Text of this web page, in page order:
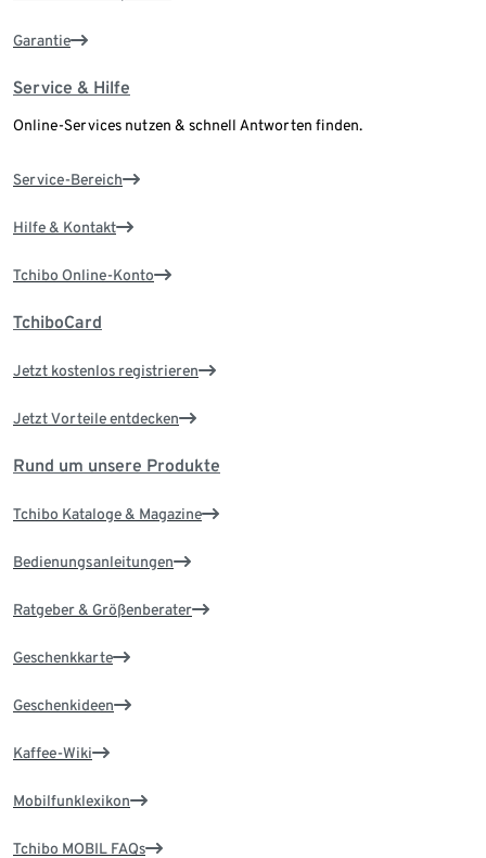
Garantie
Service & Hilfe
Online-Services nutzen & schnell Antworten finden.
Service-Bereich
Hilfe & Kontakt
Tchibo Online-Konto
TchiboCard
Jetzt kostenlos registrieren
Jetzt Vorteile entdecken
Rund um unsere Produkte
Tchibo Kataloge & Magazine
Bedienungsanleitungen
Ratgeber & Größenberater
Geschenkkarte
Geschenkideen
Kaffee-Wiki
Mobilfunklexikon
Tchibo MOBIL FAQs